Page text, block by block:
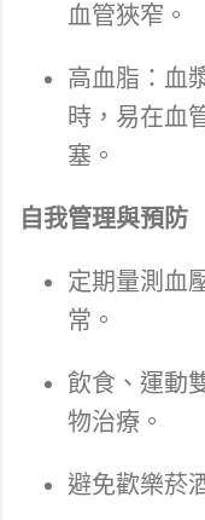
血管狹窄。
高血脂：血
時，易在血
塞。
自我管理與預防
定期量測血
常。
飲食、運動
物治療。
避免歡樂菸